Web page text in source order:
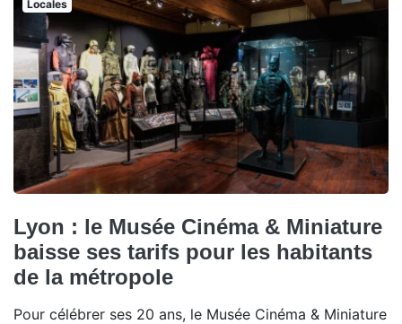
Locales
Lyon : le Musée Cinéma & Miniature
baisse ses tarifs pour les habitants
de la métropole
Pour célébrer ses 20 ans, le Musée Cinéma & Miniature